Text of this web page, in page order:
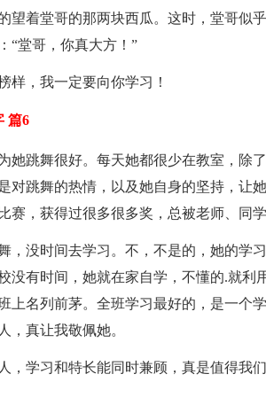
望着堂哥的那两块西瓜。这时，堂哥似
“堂哥，你真大方！”
样，我一定要向你学习！
篇6
她跳舞很好。每天她都很少在教室，除
对跳舞的热情，以及她自身的坚持，让
赛，获得过很多很多奖，总被老师、同学
，没时间去学习。不，不是的，她的学
没有时间，她就在家自学，不懂的.就利
上名列前茅。全班学习最好的，是一个
，真让我敬佩她。
，学习和特长能同时兼顾，真是值得我们